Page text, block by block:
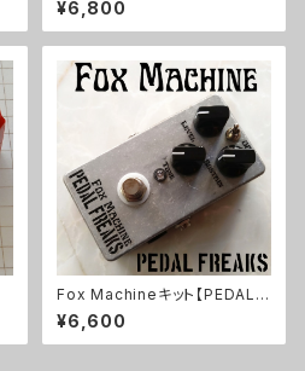
¥6,800
Fox Machineキット【PEDAL F
REAKS】
¥6,600